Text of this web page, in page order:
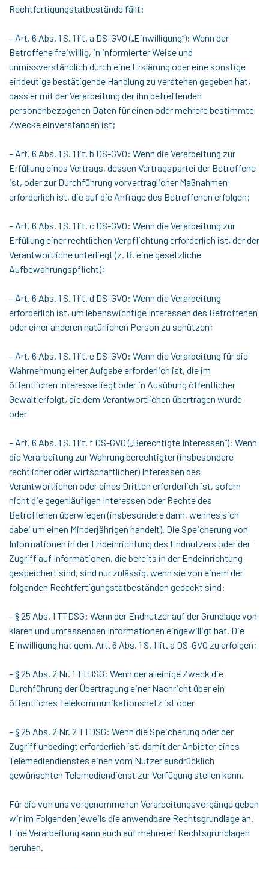
Rechtfertigungstatbestände fällt:
– Art. 6 Abs. 1 S. 1 lit. a DS-GVO („Einwilligung“): Wenn der
Betroffene freiwillig, in informierter Weise und
unmissverständlich durch eine Erklärung oder eine sonstige
eindeutige bestätigende Handlung zu verstehen gegeben hat,
dass er mit der Verarbeitung der ihn betreffenden
personenbezogenen Daten für einen oder mehrere bestimmte
Zwecke einverstanden ist;
– Art. 6 Abs. 1 S. 1 lit. b DS-GVO: Wenn die Verarbeitung zur
Erfüllung eines Vertrags, dessen Vertragspartei der Betroffene
ist, oder zur Durchführung vorvertraglicher Maßnahmen
erforderlich ist, die auf die Anfrage des Betroffenen erfolgen;
– Art. 6 Abs. 1 S. 1 lit. c DS-GVO: Wenn die Verarbeitung zur
Erfüllung einer rechtlichen Verpflichtung erforderlich ist, der der
Verantwortliche unterliegt (z. B. eine gesetzliche
Aufbewahrungspflicht);
– Art. 6 Abs. 1 S. 1 lit. d DS-GVO: Wenn die Verarbeitung
erforderlich ist, um lebenswichtige Interessen des Betroffenen
oder einer anderen natürlichen Person zu schützen;
– Art. 6 Abs. 1 S. 1 lit. e DS-GVO: Wenn die Verarbeitung für die
Wahrnehmung einer Aufgabe erforderlich ist, die im
öffentlichen Interesse liegt oder in Ausübung öffentlicher
Gewalt erfolgt, die dem Verantwortlichen übertragen wurde
oder
– Art. 6 Abs. 1 S. 1 lit. f DS-GVO („Berechtigte Interessen“): Wenn
die Verarbeitung zur Wahrung berechtigter (insbesondere
rechtlicher oder wirtschaftlicher) Interessen des
Verantwortlichen oder eines Dritten erforderlich ist, sofern
nicht die gegenläufigen Interessen oder Rechte des
Betroffenen überwiegen (insbesondere dann, wennes sich
dabei um einen Minderjährigen handelt). Die Speicherung von
Informationen in der Endeinrichtung des Endnutzers oder der
Zugriff auf Informationen, die bereits in der Endeinrichtung
gespeichert sind, sind nur zulässig, wenn sie von einem der
folgenden Rechtfertigungstatbeständen gedeckt sind:
– § 25 Abs. 1 TTDSG: Wenn der Endnutzer auf der Grundlage von
klaren und umfassenden Informationen eingewilligt hat. Die
Einwilligung hat gem. Art. 6 Abs. 1 S. 1 lit. a DS-GVO zu erfolgen;
– § 25 Abs. 2 Nr. 1 TTDSG: Wenn der alleinige Zweck die
Durchführung der Übertragung einer Nachricht über ein
öffentliches Telekommunikationsnetz ist oder
– § 25 Abs. 2 Nr. 2 TTDSG: Wenn die Speicherung oder der
Zugriff unbedingt erforderlich ist, damit der Anbieter eines
Telemediendienstes einen vom Nutzer ausdrücklich
gewünschten Telemediendienst zur Verfügung stellen kann.
Für die von uns vorgenommenen Verarbeitungsvorgänge geben
wir im Folgenden jeweils die anwendbare Rechtsgrundlage an.
Eine Verarbeitung kann auch auf mehreren Rechtsgrundlagen
beruhen.